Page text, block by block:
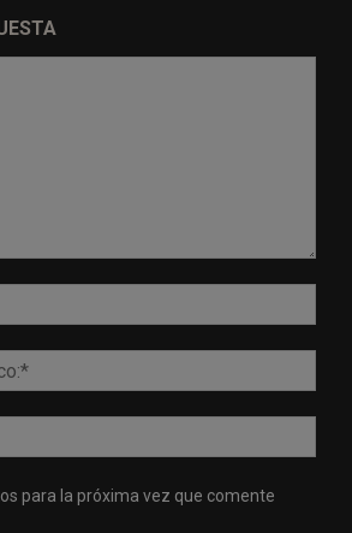
para la próxima vez que comente